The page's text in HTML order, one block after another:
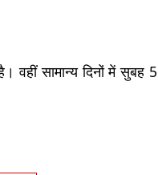
वहीं सामान्य दिनों में सुबह 5